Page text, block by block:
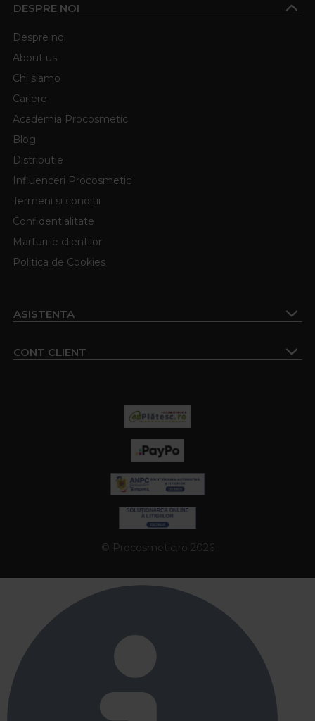
DESPRE NOI
Despre noi
About us
Chi siamo
Cariere
Academia Procosmetic
Blog
Distributie
Influenceri Procosmetic
Termeni si conditii
Confidentialitate
Marturiile clientilor
Politica de Cookies
ASISTENTA
CONT CLIENT
© Procosmetic.ro 2026